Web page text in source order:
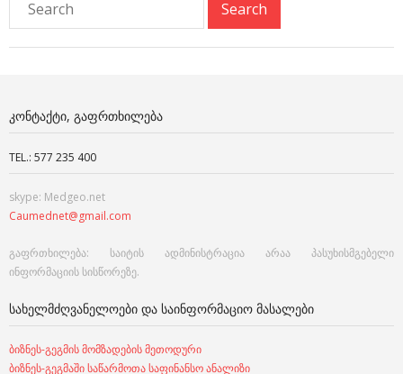
ᲙᲝᲜᲢᲐᲥᲢᲘ, ᲒᲐᲤᲠᲗᲮᲘᲚᲔᲑᲐ
TEL.: 577 235 400
skype: Medgeo.net
Caumednet@gmail.com
გაფრთხილება: საიტის ადმინისტრაცია არაა პასუხისმგებელი
ინფორმაციის სისწორეზე.
ᲡᲐᲮᲔᲚᲛᲫᲦᲕᲐᲜᲔᲚᲝᲔᲑᲘ ᲓᲐ ᲡᲐᲘᲜᲤᲝᲠᲛᲐᲪᲘᲝ ᲛᲐᲡᲐᲚᲔᲑᲘ
ბიზნეს-გეგმის მომზადების მეთოდური
ბიზნეს-გეგმაში საწარმოთა საფინანსო ანალიზი